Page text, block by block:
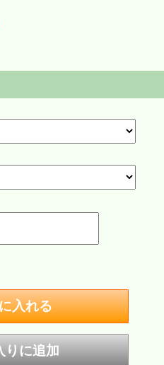
、トマト、みかん、にんに
ルコール無使用の純米酢を
グ、丁字、ローレル、桂皮
ます。
日乾燥の原塩を使用してい